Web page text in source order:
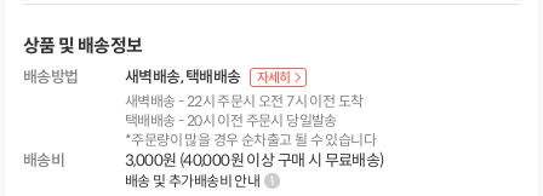
상품 및 배송정보
배송방법 새벽배송 택배배송 자세히
새벽배송 - 22시 주문시 오전 7시 이전 도착
택배배송 - 20시 이전 주문시 당일발송
*주문량이 많을 경우 순차출고 될 수 있습니다
배송비 3,000원 (40,000원 이상 구매 시 무료배송)
배송 및 추가배송비 안내